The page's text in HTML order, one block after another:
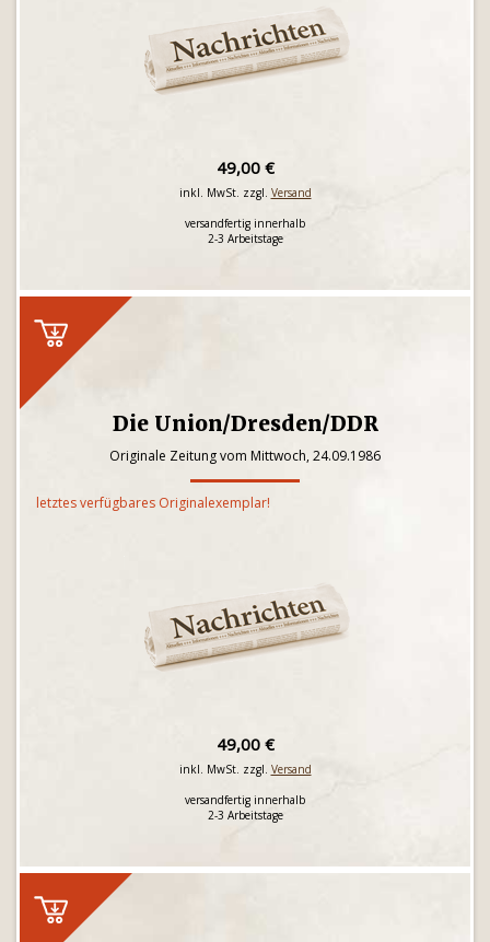
49,00 €
inkl. MwSt. zzgl. Versand
versandfertig innerhalb
2-3 Arbeitstage
Die Union/Dresden/DDR
Originale Zeitung vom Mittwoch, 24.09.1986
letztes verfügbares Originalexemplar!
49,00 €
inkl. MwSt. zzgl. Versand
versandfertig innerhalb
2-3 Arbeitstage